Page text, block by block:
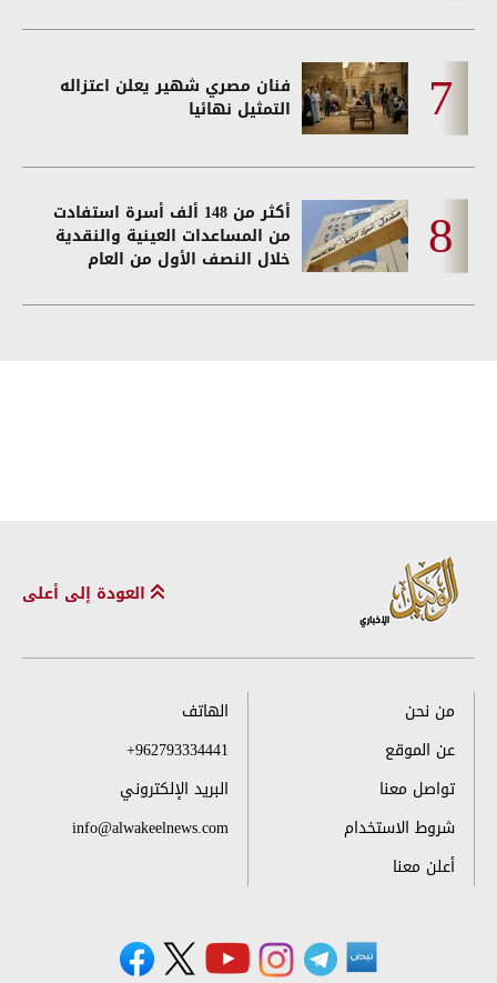
فنان مصري شهير يعلن اعتزاله
التمثيل نهائيا
أكثر من 148 ألف أسرة استفادت
من المساعدات العينية والنقدية
خلال النصف الأول من العام
العودة إلى أعلى
من نحن
عن الموقع
تواصل معنا
شروط الاستخدام
أعلن معنا
الهاتف
+962793334441
البريد الإلكتروني
info@alwakeelnews.com